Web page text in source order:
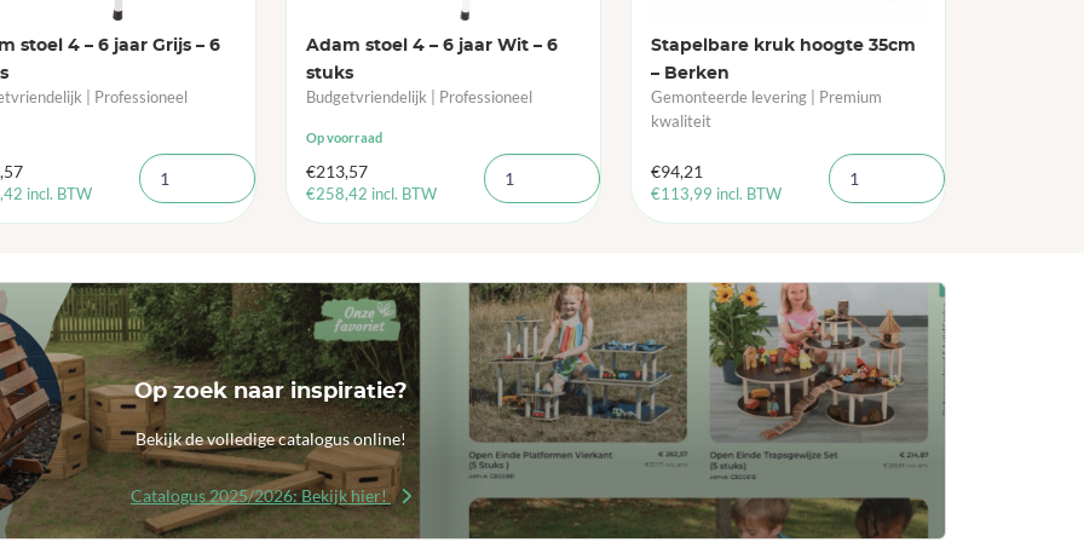
stoel 4 – 6 jaar Grijs – 6
| Professioneel
incl. BTW
Adam stoel 4 – 6 jaar Wit – 6
stuks
Budgetvriendelijk | Professioneel
Op voorraad
€213,57
€258,42 incl. BTW
Stapelbare kruk hoogte 35cm
– Berken
Gemonteerde levering | Premium
kwaliteit
€94,21
€113,99 incl. BTW
Op zoek naar inspiratie?
Bekijk de volledige catalogus online!
Catalogus 2025/2026: Bekijk hier!